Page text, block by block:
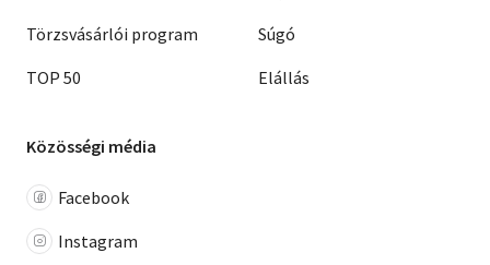
Törzsvásárlói program
TOP 50
Súgó
Elállás
Közösségi média
Facebook
Instagram